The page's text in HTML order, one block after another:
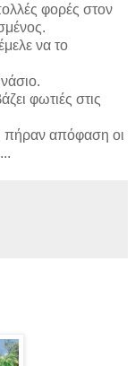
φορές στον
να το
φωτιές στις
πήραν απόφαση οι